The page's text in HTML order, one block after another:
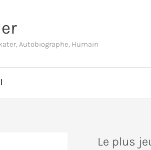
Autobiographe, Humain
Le plus